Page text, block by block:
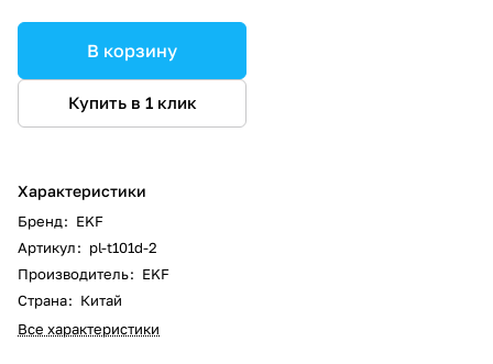
В корзину
Купить в 1 клик
Характеристики
Бренд: EKF
Артикул: pl-t101d-2
Производитель: EKF
Страна: Китай
Все характеристики